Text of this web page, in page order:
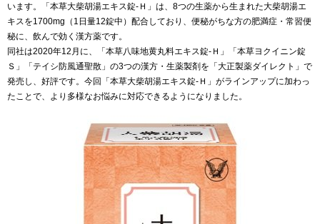
います。「本草大柴胡湯エキス錠-Ｈ」は、8つの生薬から生まれた大柴胡湯エ
キスを1700mg（1日量12錠中）配合しており、便秘がちな方の肥満症・常習便
秘に、飲んで効く漢方薬です。
同社は2020年12月に、「本草八味地黄丸料エキス錠-Ｈ」「本草ヨクイニン錠
Ｓ」「テイシ防風通聖散」の3つの漢方・生薬製剤を「大正製薬ダイレクト」で
発売し、好評です。今回「本草大柴胡湯エキス錠-Ｈ」がラインアップに加わっ
たことで、より多様なお悩みに対応できるようになりました。